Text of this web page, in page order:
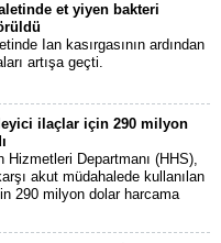
et yiyen bakteri
Ian kasırgasının ardından
artışa geçti.
ilaçlar için 290 milyon
Hizmetleri Departmanı (HHS),
akut müdahalede kullanılan
290 milyon dolar harcama